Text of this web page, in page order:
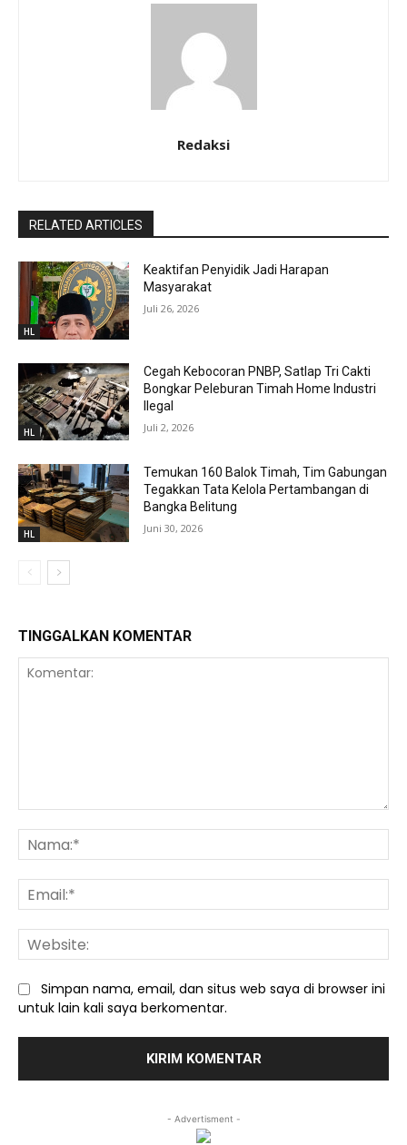
Redaksi
RELATED ARTICLES
HL
Keaktifan Penyidik Jadi Harapan
Masyarakat
Juli 26, 2026
HL
Cegah Kebocoran PNBP, Satlap Tri Cakti
Bongkar Peleburan Timah Home Industri
Ilegal
Juli 2, 2026
HL
Temukan 160 Balok Timah, Tim Gabungan
Tegakkan Tata Kelola Pertambangan di
Bangka Belitung
Juni 30, 2026
TINGGALKAN KOMENTAR
Simpan nama, email, dan situs web saya di browser ini
untuk lain kali saya berkomentar.
- Advertisment -